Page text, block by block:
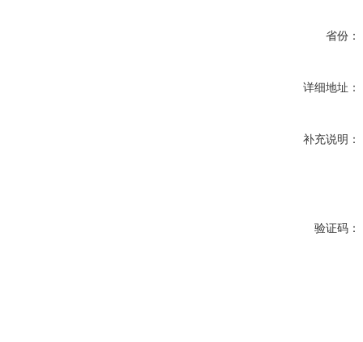
省份：
详细地址：
补充说明：
验证码：